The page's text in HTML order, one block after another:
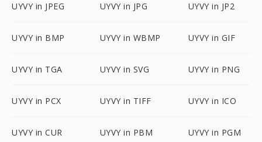
UYVY in JPEG UYVY in JPG UYVY in JP2
UYVY in BMP UYVY in WBMP UYVY in GIF
UYVY in TGA UYVY in SVG UYVY in PNG
UYVY in PCX UYVY in TIFF UYVY in ICO
UYVY in CUR UYVY in PBM UYVY in PGM